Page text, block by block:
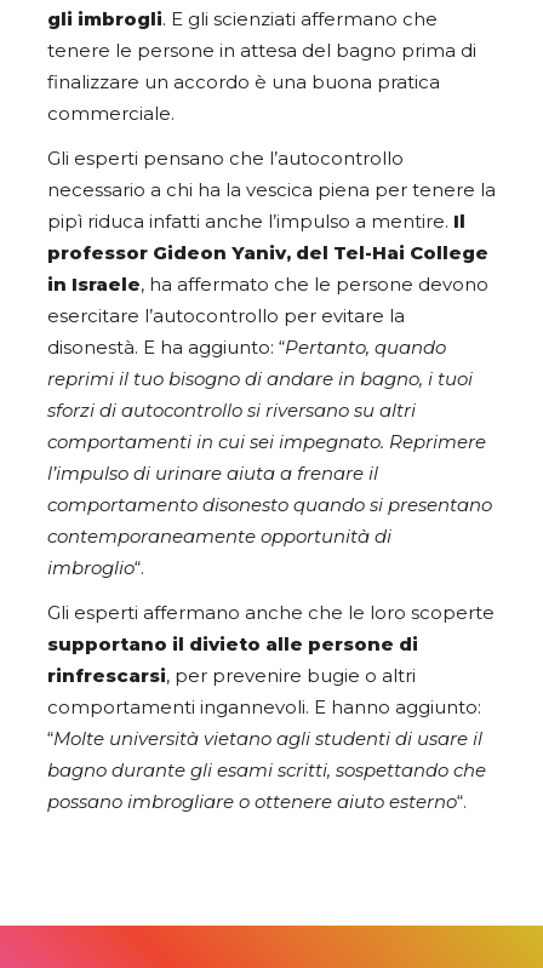
gli imbrogli. E gli scienziati affermano che
tenere le persone in attesa del bagno prima di
finalizzare un accordo è una buona pratica
commerciale.
Gli esperti pensano che l’autocontrollo
necessario a chi ha la vescica piena per tenere la
pipì riduca infatti anche l’impulso a mentire. Il
professor Gideon Yaniv, del Tel-Hai College
in Israele, ha affermato che le persone devono
esercitare l’autocontrollo per evitare la
disonestà. E ha aggiunto: “Pertanto, quando
reprimi il tuo bisogno di andare in bagno, i tuoi
sforzi di autocontrollo si riversano su altri
comportamenti in cui sei impegnato. Reprimere
l’impulso di urinare aiuta a frenare il
comportamento disonesto quando si presentano
contemporaneamente opportunità di
imbroglio“.
Gli esperti affermano anche che le loro scoperte
supportano il divieto alle persone di
rinfrescarsi, per prevenire bugie o altri
comportamenti ingannevoli. E hanno aggiunto:
“Molte università vietano agli studenti di usare il
bagno durante gli esami scritti, sospettando che
possano imbrogliare o ottenere aiuto esterno“.